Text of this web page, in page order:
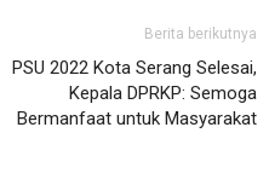
Berita berikutnya
PSU 2022 Kota Serang Selesai,
Kepala DPRKP: Semoga
Bermanfaat untuk Masyarakat